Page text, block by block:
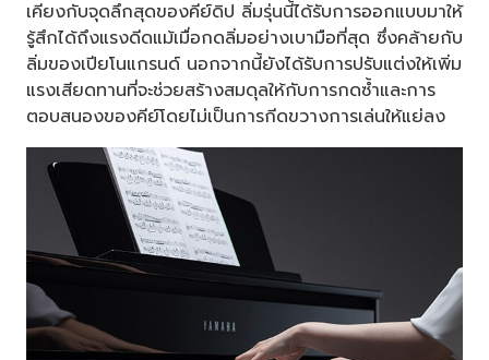
เคียงกับจุดลึกสุดของคีย์ดิป ลิ่มรุ่นนี้ได้รับการออกแบบมาให้
รู้สึกได้ถึงแรงดีดแม้เมื่อกดลิ่มอย่างเบามือที่สุด ซึ่งคล้ายกับ
ลิ่มของเปียโนแกรนด์ นอกจากนี้ยังได้รับการปรับแต่งให้เพิ่ม
แรงเสียดทานที่จะช่วยสร้างสมดุลให้กับการกดซ้ำและการ
ตอบสนองของคีย์โดยไม่เป็นการกีดขวางการเล่นให้แย่ลง